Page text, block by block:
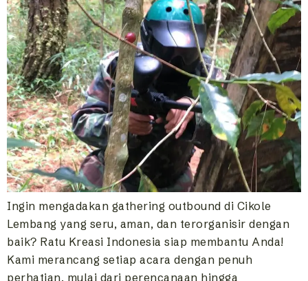
Ingin mengadakan gathering outbound di Cikole
Lembang yang seru, aman, dan terorganisir dengan
baik? Ratu Kreasi Indonesia siap membantu Anda!
Kami merancang setiap acara dengan penuh
perhatian, mulai dari perencanaan hingga